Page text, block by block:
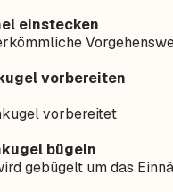
einstecken
vorbereiten
vorbereitet
bügeln
gebügelt um das